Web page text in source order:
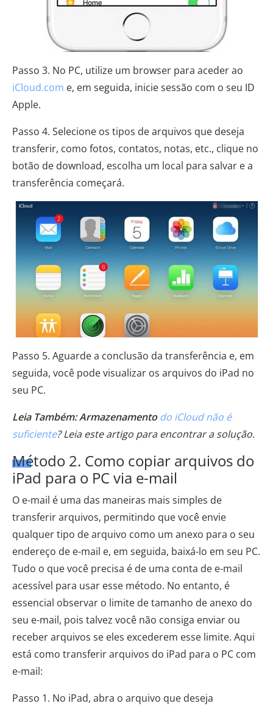
Passo 3. No PC, utilize um browser para aceder ao
iCloud.com e, em seguida, inicie sessão com o seu ID
Apple.
Passo 4. Selecione os tipos de arquivos que deseja
transferir, como fotos, contatos, notas, etc., clique no
botão de download, escolha um local para salvar e a
transferência começará.
Passo 5. Aguarde a conclusão da transferência e, em
seguida, você pode visualizar os arquivos do iPad no
seu PC.
Leia Também: Armazenamento do iCloud não é
suficiente? Leia este artigo para encontrar a solução.
Método 2. Como copiar arquivos do
iPad para o PC via e-mail
O e-mail é uma das maneiras mais simples de
transferir arquivos, permitindo que você envie
qualquer tipo de arquivo como um anexo para o seu
endereço de e-mail e, em seguida, baixá-lo em seu PC.
Tudo o que você precisa é de uma conta de e-mail
acessível para usar esse método. No entanto, é
essencial observar o limite de tamanho de anexo do
seu e-mail, pois talvez você não consiga enviar ou
receber arquivos se eles excederem esse limite. Aqui
está como transferir arquivos do iPad para o PC com
e-mail:
Passo 1. No iPad, abra o arquivo que deseja